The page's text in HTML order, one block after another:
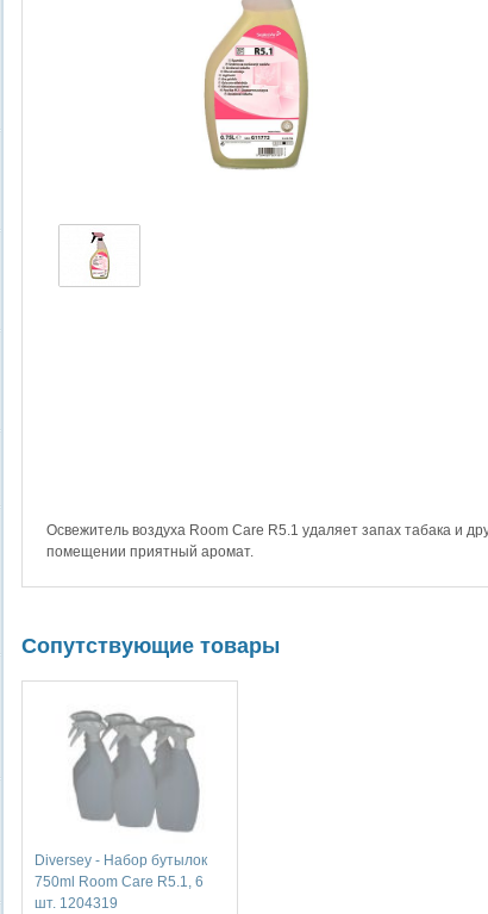
Освежитель воздуха Room Care R5.1 удаляет запах табака и
помещении приятный аромат.
Сопутствующие товары
Diversey - Набор бутылок
750ml Room Care R5.1, 6
шт. 1204319